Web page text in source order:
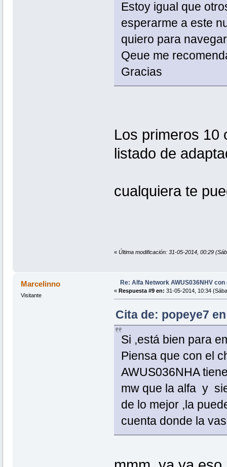
Estoy igual que
esperarme a este
quiero para
Qeue me
Gracias
Los primeros 10
listado de
cualquiera te
« Última modificación: 31-05-2014, 00:29
Marcelinno
Visitante
Re: Alfa Network AWUS036NHV
« Respuesta #9 en: 31-05-2014, 10:34
Cita de: popeye7
Si ,está bien para
Piensa que con el
AWUS036NHA
mw que la alfa y
de lo mejor ,la
cuenta donde la